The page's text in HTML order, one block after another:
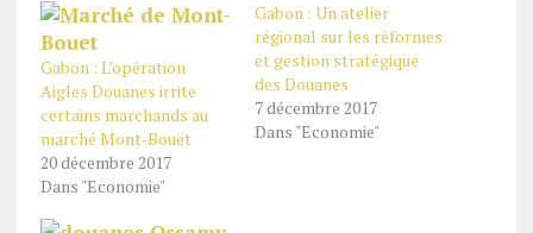
Gabon : L’opération
Aigles Douanes irrite
certains marchands au
marché Mont-Bouët
20 décembre 2017
Dans "Economie"
Gabon : Un atelier
régional sur les réformes
et gestion stratégique
des Douanes
7 décembre 2017
Dans "Economie"